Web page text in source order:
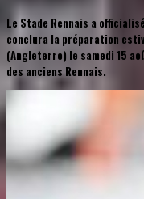
Le Stade Rennais a
conclura la préparation
(Angleterre) le samedi 15
des anciens Rennais.